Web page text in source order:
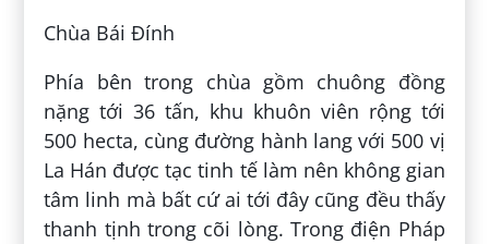
Chùa Bái Đính
Phía bên trong chùa gồm chuông đồng
nặng tới 36 tấn, khu khuôn viên rộng tới
500 hecta, cùng đường hành lang với 500 vị
La Hán được tạc tinh tế làm nên không gian
tâm linh mà bất cứ ai tới đây cũng đều thấy
thanh tịnh trong cõi lòng. Trong điện Pháp